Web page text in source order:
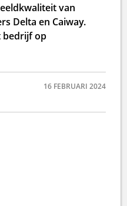
van
Delta en Caiway.
bedrijf op
16 FEBRUARI 2024